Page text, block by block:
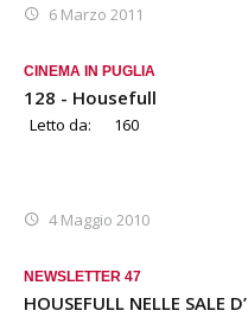
6 Marzo 2011
CINEMA IN PUGLIA
128 - Housefull
Letto da: 160
4 Maggio 2010
NEWSLETTER 47
HOUSEFULL NELLE SALE